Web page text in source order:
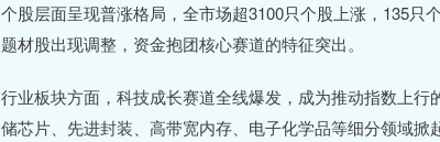
个股层面呈现普涨格局，全市场超3100只个股上涨，135
题材股出现调整，资金抱团核心赛道的特征突出。
行业板块方面，科技成长赛道全线爆发，成为推动指数上
储芯片、先进封装、高带宽内存、电子化学品等细分领域